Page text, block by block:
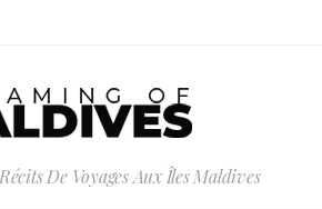
De Voyages Aux Îles Maldives